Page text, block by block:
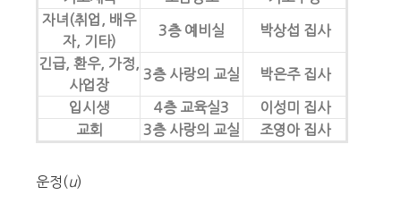
자녀(취업, 배우
자, 기타)
3층 예비실 박상섭 집사
긴급, 환우, 가정,
사업장
3층 사랑의 교실 박은주 집사
입시생 4층 교육실3
이성미 집사
교회
3층 사랑의 교실 조영아 집사
운정(u)